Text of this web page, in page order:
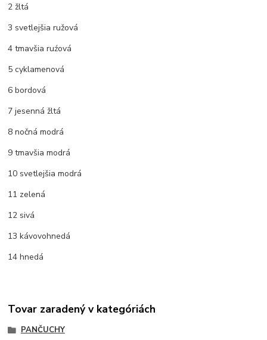
2 žltá
3 svetlejšia ružová
4 tmavšia ruźová
5 cyklamenová
6 bordová
7 jesenná žltá
8 nočná modrá
9 tmavšia modrá
10 svetlejšia modrá
11 zelená
12 sivá
13 kávovohnedá
14 hnedá
Tovar zaradený v kategóriách
PANČUCHY